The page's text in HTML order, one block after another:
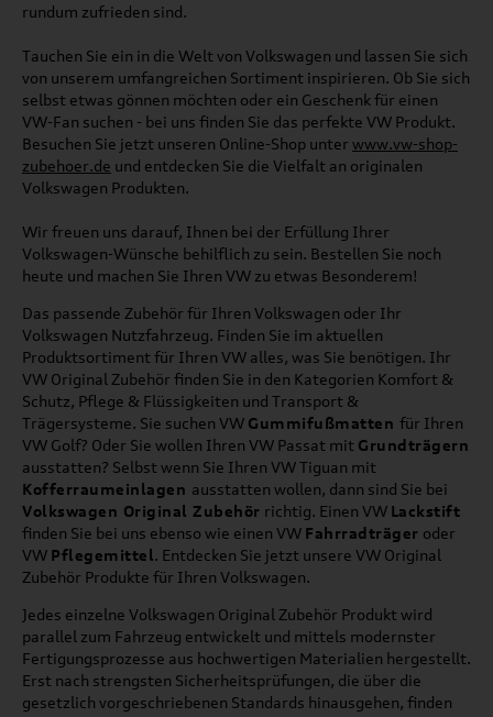
rundum zufrieden sind.
Tauchen Sie ein in die Welt von Volkswagen und lassen Sie sich
von unserem umfangreichen Sortiment inspirieren. Ob Sie sich
selbst etwas gönnen möchten oder ein Geschenk für einen
VW-Fan suchen - bei uns finden Sie das perfekte VW Produkt.
Besuchen Sie jetzt unseren Online-Shop unter www.vw-shop-
zubehoer.de und entdecken Sie die Vielfalt an originalen
Volkswagen Produkten.
Wir freuen uns darauf, Ihnen bei der Erfüllung Ihrer
Volkswagen-Wünsche behilflich zu sein. Bestellen Sie noch
heute und machen Sie Ihren VW zu etwas Besonderem!
Das passende Zubehör für Ihren Volkswagen oder Ihr
Volkswagen Nutzfahrzeug. Finden Sie im aktuellen
Produktsortiment für Ihren VW alles, was Sie benötigen. Ihr
VW Original Zubehör finden Sie in den Kategorien Komfort &
Schutz, Pflege & Flüssigkeiten und Transport &
Trägersysteme. Sie suchen VW Gummifußmatten für Ihren
VW Golf? Oder Sie wollen Ihren VW Passat mit Grundträgern
ausstatten? Selbst wenn Sie Ihren VW Tiguan mit
Kofferraumeinlagen ausstatten wollen, dann sind Sie bei
Volkswagen Original Zubehör richtig. Einen VW Lackstift
finden Sie bei uns ebenso wie einen VW Fahrradträger oder
VW Pflegemittel. Entdecken Sie jetzt unsere VW Original
Zubehör Produkte für Ihren Volkswagen.
Jedes einzelne Volkswagen Original Zubehör Produkt wird
parallel zum Fahrzeug entwickelt und mittels modernster
Fertigungsprozesse aus hochwertigen Materialien hergestellt.
Erst nach strengsten Sicherheitsprüfungen, die über die
gesetzlich vorgeschriebenen Standards hinausgehen, finden